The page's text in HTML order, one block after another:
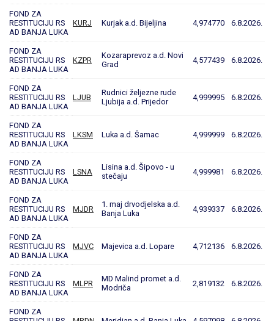
FOND ZA
RESTITUCIJU RS
AD BANJA LUKA
KURJ Kurjak a.d. Bijeljina 4,974770 6.8.2026.
FOND ZA
RESTITUCIJU RS
AD BANJA LUKA
KZPR
Kozaraprevoz a.d. Novi
Grad
4,577439 6.8.2026.
FOND ZA
RESTITUCIJU RS
AD BANJA LUKA
LJUB
Rudnici željezne rude
Ljubija a.d. Prijedor
4,999995 6.8.2026.
FOND ZA
RESTITUCIJU RS
AD BANJA LUKA
LKSM Luka a.d. Šamac 4,999999 6.8.2026.
FOND ZA
RESTITUCIJU RS
AD BANJA LUKA
LSNA
Lisina a.d. Šipovo - u
stečaju
4,999981 6.8.2026.
FOND ZA
RESTITUCIJU RS
AD BANJA LUKA
MJDR
1. maj drvodjelska a.d.
Banja Luka
4,939337 6.8.2026.
FOND ZA
RESTITUCIJU RS
AD BANJA LUKA
MJVC Majevica a.d. Lopare 4,712136 6.8.2026.
FOND ZA
RESTITUCIJU RS
AD BANJA LUKA
MLPR
MD Malind promet a.d.
Modriča
2,819132 6.8.2026.
FOND ZA